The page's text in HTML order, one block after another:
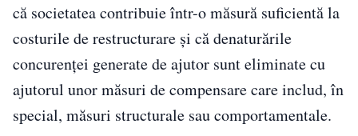
că societatea contribuie într-o măsură suficientă la
costurile de restructurare şi că denaturările
concurenţei generate de ajutor sunt eliminate cu
ajutorul unor măsuri de compensare care includ, în
special, măsuri structurale sau comportamentale.